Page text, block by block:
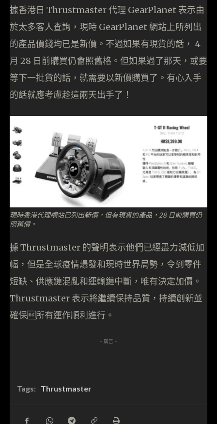
據香港日 Thrustmaster 代理 GearPlanet 表示由
於太多客人查詢，現時 GearPlanet 網站上所列出
的產品價錢均已是新價。不過如果有現貨的話， 4
月 28 日前購買仍會照舊格。但如果過了那天，或要
等下一批貨的話，就需要以新價購買了。有心入手
的話就應考慮趁這兩天出手了！
現時香港代理網站已列出新價，但有現貨的產品，28 日前購買仍
照舊價。
據 Thrustmaster 的聲明表示他們已經盡力減低加
幅，但是全球疫情爆發和現時世界局勢，令到零件
短缺、供應鏈混亂和運輸鏈中斷，唯有決定加價。
Thrustmaster 表示將繼續保持品質，持續創新並
確保所有運作順利進行。
- 廣告 -
Tags: Thrustmaster